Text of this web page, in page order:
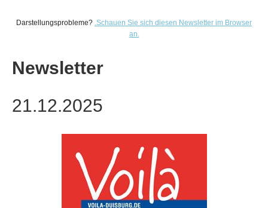
Darstellungsprobleme? .Schauen Sie sich diesen Newsletter im Browser
an.
Newsletter
21.12.2025